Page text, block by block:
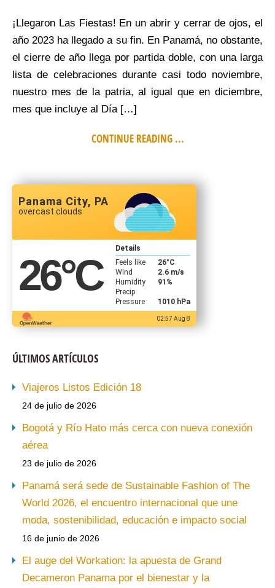
¡Llegaron Las Fiestas! En un abrir y cerrar de ojos, el
año 2023 ha llegado a su fin. En Panamá, no obstante,
el cierre de año llega por partida doble, con una larga
lista de celebraciones durante casi todo noviembre,
nuestro mes de la patria, al igual que en diciembre,
mes que incluye al Día […]
CONTINUE READING ...
Panama City, PA
overcast clouds
26°C
Details
Feels like
26°C
Wind
2.6 m/s
Humidity
91%
Precip
Pressure
1010 hPa
02:57 Aug 8
ÚLTIMOS ARTÍCULOS
Viajeros Listos Edición 18
24 de julio de 2026
Bogotá y Río Hato más cerca con nueva conexión
aérea
23 de julio de 2026
Panamá será sede de Sustainable Fashion of The
World 2026, el encuentro internacional que une
moda, sostenibilidad, educación e impacto social
16 de junio de 2026
El auge del Workation: la apuesta de Grand
Decameron Panama por el bienestar y la